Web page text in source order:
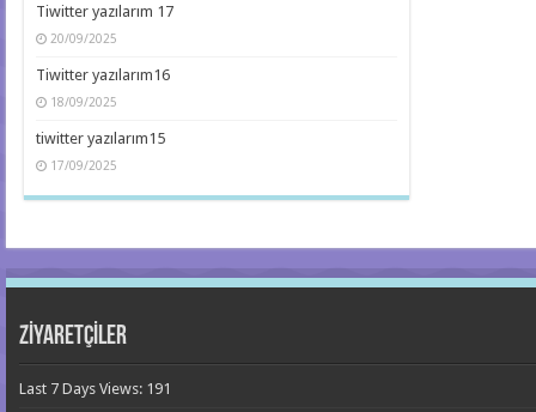
Tiwitter yazılarım 17
20/09/2025
Tiwitter yazılarım16
18/09/2025
tiwitter yazılarım15
17/09/2025
ZİYARETÇİLER
Last 7 Days Views: 191